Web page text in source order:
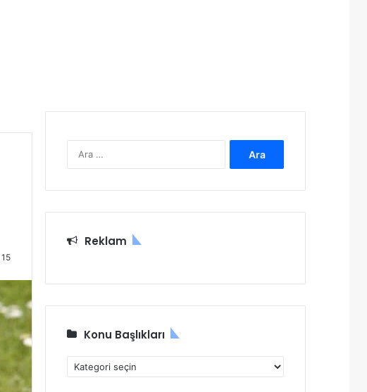
15
Reklam
Konu Başlıkları
Konu
Başlıkları